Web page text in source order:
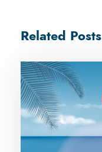
Related Posts